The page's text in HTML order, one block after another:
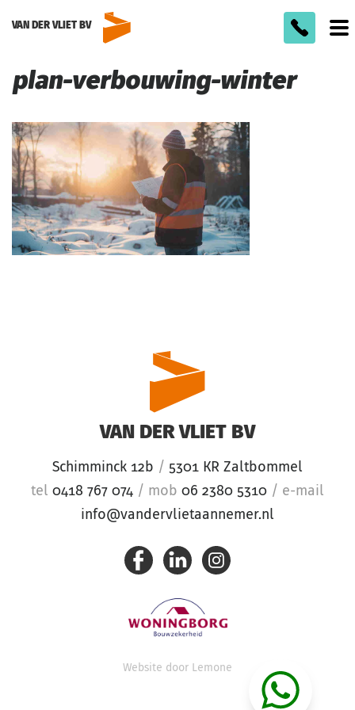
VAN DER VLIET BV
plan-verbouwing-winter
VAN DER VLIET BV
Schimminck 12b / 5301 KR Zaltbommel
tel 0418 767 074 / mob 06 2380 5310 / e-mail
info@vandervlietaannemer.nl
Website door Lemone